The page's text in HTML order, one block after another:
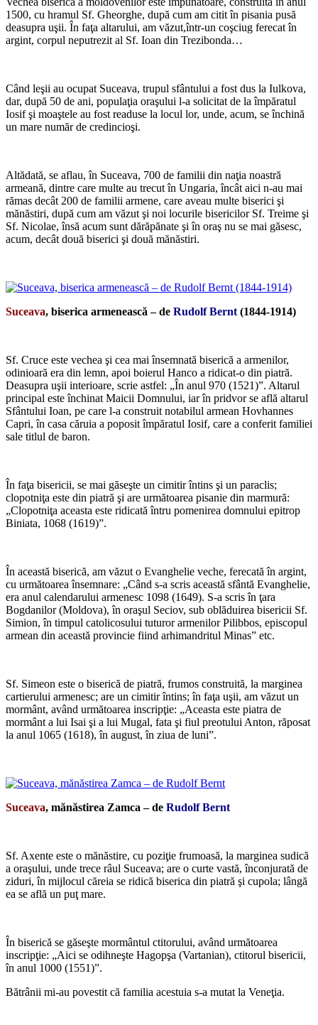
1500, cu hramul Sf. Gheorghe, după cum am citit în pisania pusă
deasupra uşii. În faţa altarului, am văzut,într-un coşciug ferecat în
argint, corpul neputrezit al Sf. Ioan din Trezibonda…
Când leşii au ocupat Suceava, trupul sfântului a fost dus la Iulkova,
dar, după 50 de ani, populaţia oraşului l-a solicitat de la împăratul
Iosif şi moaştele au fost readuse la locul lor, unde, acum, se închină
un mare număr de credincioşi.
Altădată, se aflau, în Suceava, 700 de familii din naţia noastră
armeană, dintre care multe au trecut în Ungaria, încât aici n-au mai
rămas decât 200 de familii armene, care aveau multe biserici şi
mănăstiri, după cum am văzut şi noi locurile bisericilor Sf. Treime şi
Sf. Nicolae, însă acum sunt dărăpănate şi în oraş nu se mai găsesc,
acum, decât două biserici şi două mănăstiri.
Suceava, biserica armenească – de Rudolf Bernt (1844-1914)
Sf. Cruce este vechea şi cea mai însemnată biserică a armenilor,
odinioară era din lemn, apoi boierul Hanco a ridicat-o din piatră.
Deasupra uşii interioare, scrie astfel: „În anul 970 (1521)”. Altarul
principal este închinat Maicii Domnului, iar în pridvor se află altarul
Sfântului Ioan, pe care l-a construit notabilul armean Hovhannes
Capri, în casa căruia a poposit împăratul Iosif, care a conferit familiei
sale titlul de baron.
În faţa bisericii, se mai găseşte un cimitir întins şi un paraclis;
clopotniţa este din piatră şi are următoarea pisanie din marmură:
„Clopotniţa aceasta este ridicată întru pomenirea domnului epitrop
Biniata, 1068 (1619)”.
În această biserică, am văzut o Evanghelie veche, ferecată în argint,
cu următoarea însemnare: „Când s-a scris această sfântă Evanghelie,
era anul calendarului armenesc 1098 (1649). S-a scris în ţara
Bogdanilor (Moldova), în oraşul Seciov, sub oblăduirea bisericii Sf.
Simion, în timpul catolicosului tuturor armenilor Pilibbos, episcopul
armean din această provincie fiind arhimandritul Minas” etc.
Sf. Simeon este o biserică de piatră, frumos construită, la marginea
cartierului armenesc; are un cimitir întins; în faţa uşii, am văzut un
mormânt, având următoarea inscripţie: „Aceasta este piatra de
mormânt a lui Isai şi a lui Mugal, fata şi fiul preotului Anton, răposat
la anul 1065 (1618), în august, în ziua de luni”.
Suceava, mănăstirea Zamca – de Rudolf Bernt
Sf. Axente este o mănăstire, cu poziţie frumoasă, la marginea sudică
a oraşului, unde trece râul Suceava; are o curte vastă, înconjurată de
ziduri, în mijlocul căreia se ridică biserica din piatră şi cupola; lângă
ea se află un puţ mare.
În biserică se găseşte mormântul ctitorului, având următoarea
inscripţie: „Aici se odihneşte Hagopşa (Vartanian), ctitorul bisericii,
în anul 1000 (1551)”.
Bătrânii mi-au povestit că familia acestuia s-a mutat la Veneţia.